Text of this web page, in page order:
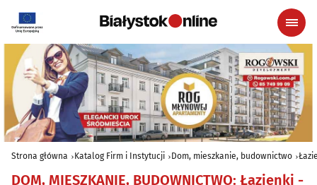
Strona główna Katalog Firm i Instytucji Dom, mieszkanie, budownictwo
DOM, MIESZKANIE, BUDOWNICTWO: Łazienki -